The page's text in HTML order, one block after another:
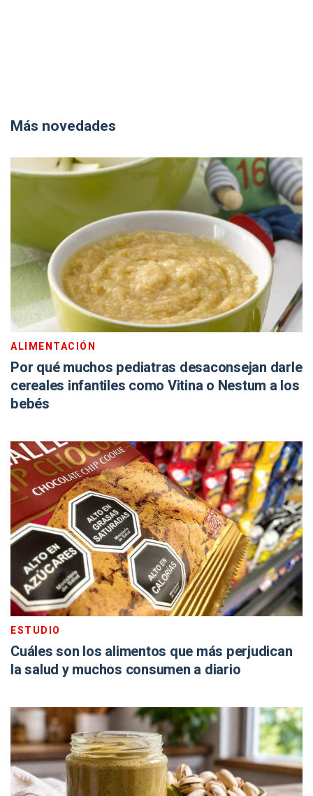
Más novedades
ALIMENTACIÓN
Por qué muchos pediatras desaconsejan darle
cereales infantiles como Vitina o Nestum a los
bebés
ESTUDIO
Cuáles son los alimentos que más perjudican
la salud y muchos consumen a diario